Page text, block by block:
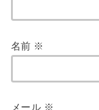
名前 ※
メール ※